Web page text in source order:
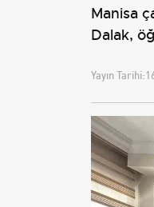
Manisa
Dalak,
Yayın Tarihi: